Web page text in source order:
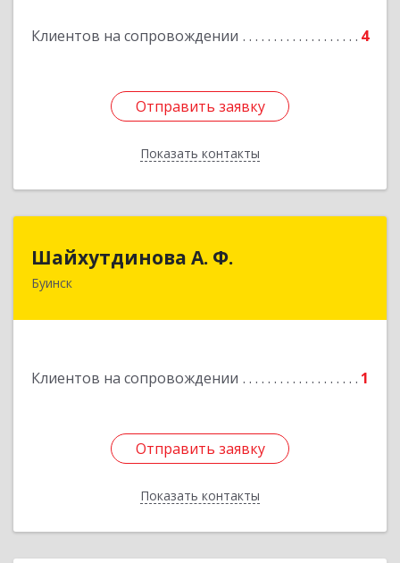
Клиентов на сопровождении 4
Отправить заявку
Показать контакты
Отправить заявку
Назад
Шайхутдинова А. Ф.
Буинск
Клиентов на сопровождении 1
Отправить заявку
Показать контакты
Отправить заявку
Назад